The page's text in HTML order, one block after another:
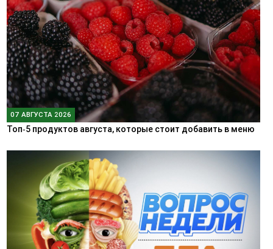
07 АВГУСТА 2026
Топ‑5 продуктов августа, которые стоит добавить в меню